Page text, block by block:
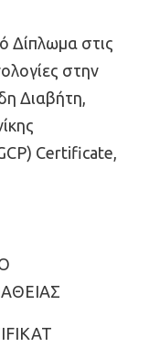
Δίπλωμα στις
στην
Διαβήτη,
Certificate,